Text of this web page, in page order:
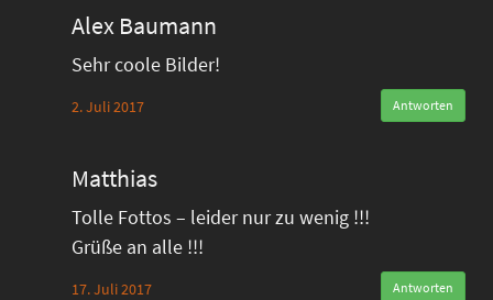
Alex Baumann
Sehr coole Bilder!
2. Juli 2017 Antworten
Matthias
Tolle Fottos – leider nur zu wenig !!!
Grüße an alle !!!
17. Juli 2017 Antworten